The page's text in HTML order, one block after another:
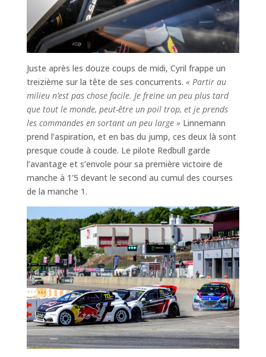
Juste après les douze coups de midi, Cyril frappe un
treizième sur la tête de ses concurrents. « Partir au
milieu n’est pas chose facile. Je freine un peu plus tard
que tout le monde, peut-être un poil trop, et je prends
les commandes en sortant un peu large » Linnemann
prend l’aspiration, et en bas du jump, ces deux là sont
presque coude à coude. Le pilote Redbull garde
l’avantage et s’envole pour sa première victoire de
manche à 1’5 devant le second au cumul des courses
de la manche 1.